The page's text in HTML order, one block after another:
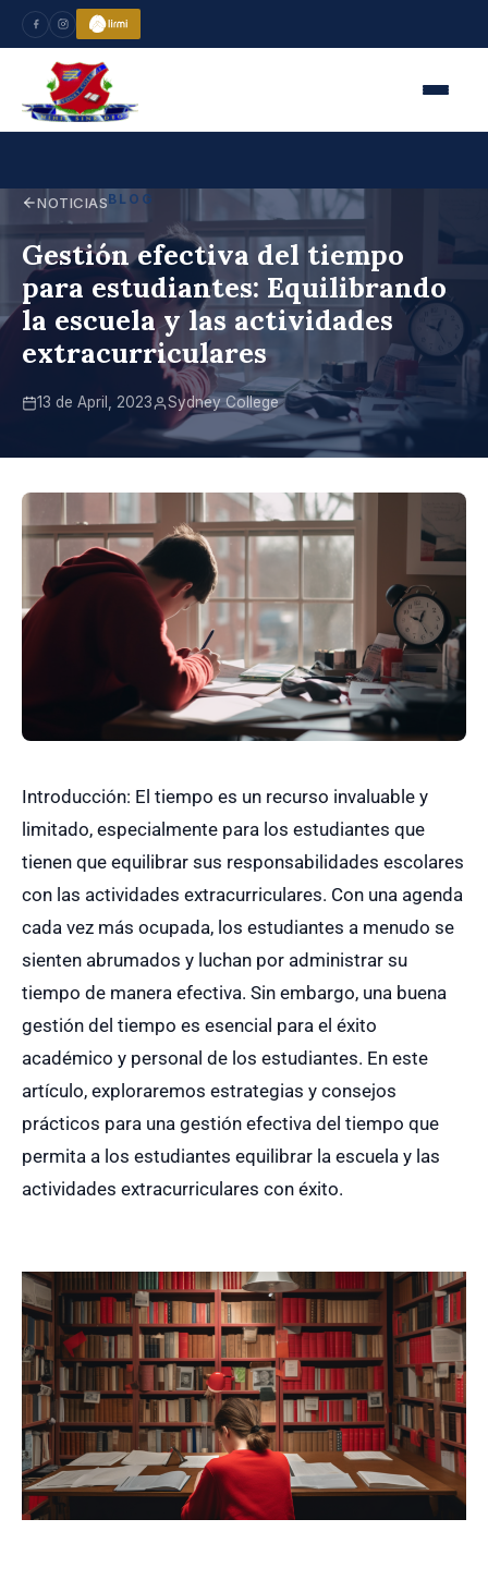
NOTICIASBLOG
Gestión efectiva del tiempo
para estudiantes: Equilibrando
la escuela y las actividades
extracurriculares
13 de April, 2023 Sydney College
Introducción: El tiempo es un recurso invaluable y
limitado, especialmente para los estudiantes que
tienen que equilibrar sus responsabilidades escolares
con las actividades extracurriculares. Con una agenda
cada vez más ocupada, los estudiantes a menudo se
sienten abrumados y luchan por administrar su
tiempo de manera efectiva. Sin embargo, una buena
gestión del tiempo es esencial para el éxito
académico y personal de los estudiantes. En este
artículo, exploraremos estrategias y consejos
prácticos para una gestión efectiva del tiempo que
permita a los estudiantes equilibrar la escuela y las
actividades extracurriculares con éxito.